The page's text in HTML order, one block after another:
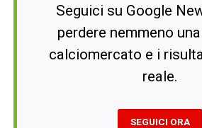
Seguici su Google
perdere nemmeno
calciomercato e i
reale.
SEGUICI ORA